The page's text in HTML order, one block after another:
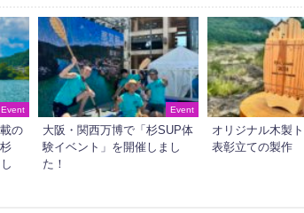
Event
の
Event
大阪・関西万博で「杉SUP体
験イベント」を開催しまし
た！
オリジナル木製
表彰立ての製作